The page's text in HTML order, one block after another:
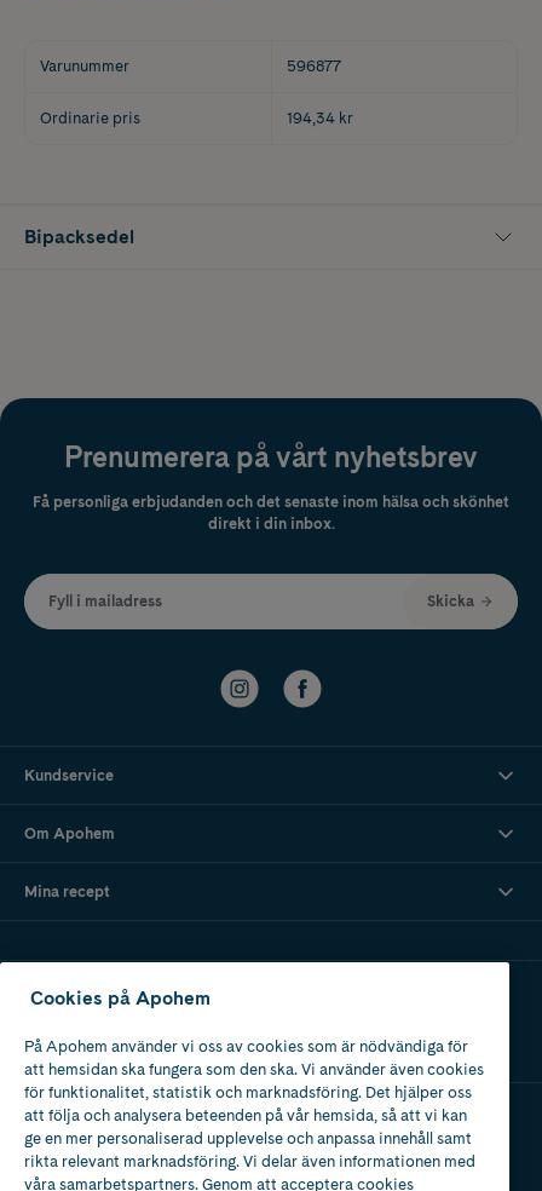
Varunummer 596877
Ordinarie pris 194,34 kr
Bipacksedel
Prenumerera på vårt nyhetsbrev
Få personliga erbjudanden och det senaste inom hälsa och skönhet
direkt i din inbox.
Fyll i mailadress Skicka
Kundservice
Om Apohem
Mina recept
Ladda ner vår app
Apotek med tillstånd
av Läkemedelsverket
Cookies på Apohem
På Apohem använder vi oss av cookies som är nödvändiga för
att hemsidan ska fungera som den ska. Vi använder även cookies
för funktionalitet, statistik och marknadsföring. Det hjälper oss
att följa och analysera beteenden på vår hemsida, så att vi kan
ge en mer personaliserad upplevelse och anpassa innehåll samt
rikta relevant marknadsföring. Vi delar även informationen med
våra samarbetspartners. Genom att acceptera cookies